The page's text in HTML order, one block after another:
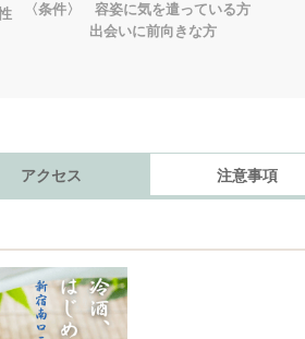
〈条件〉 容姿に気を遣っている方
出会いに前向きな方
アクセス 注意事項